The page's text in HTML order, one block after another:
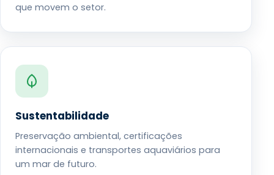
que movem o setor.
Sustentabilidade
Preservação ambiental, certificações
internacionais e transportes aquaviários para
um mar de futuro.